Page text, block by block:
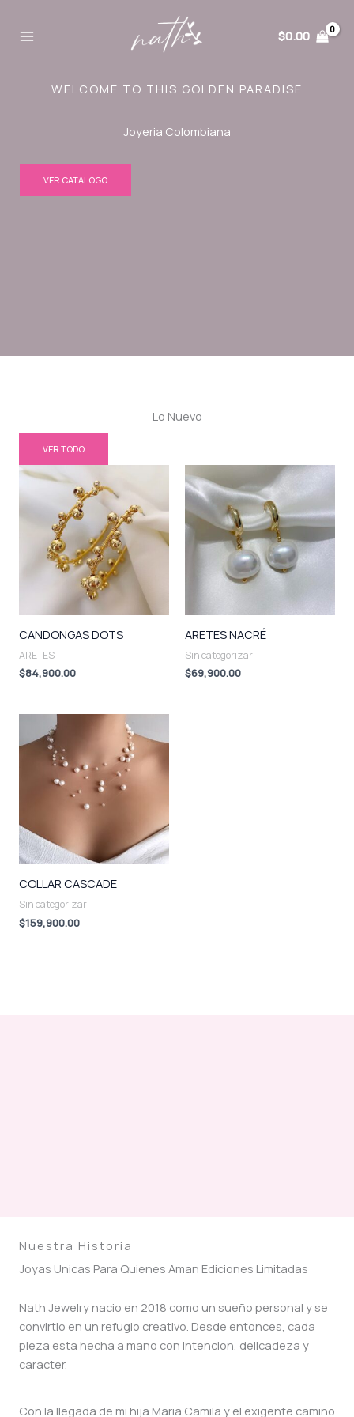
$0.00
WELCOME TO THIS GOLDEN PARADISE
Joyeria Colombiana
VER CATALOGO
Lo Nuevo
VER TODO
CANDONGAS DOTS
ARETES
$84,900.00
ARETES NACRÉ
Sin categorizar
$69,900.00
COLLAR CASCADE
Sin categorizar
$159,900.00
Nuestra Historia
Joyas Unicas Para Quienes Aman Ediciones Limitadas
Nath Jewelry nacio en 2018 como un sueño personal y se
convirtio en un refugio creativo. Desde entonces, cada
pieza esta hecha a mano con intencion, delicadeza y
caracter.
Con la llegada de mi hija Maria Camila y el exigente camino